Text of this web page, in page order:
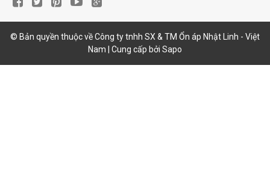
© Bản quyền thuộc về Công ty tnhh SX & TM Ổn áp Nhật Linh - Việt
Nam | Cung cấp bởi Sapo